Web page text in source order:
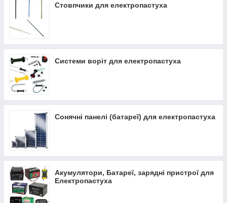
Стовпчики для електропастуха
Системи воріт для електропастуха
Сонячні панелі (батареї) для електропастуха
Акумулятори, Батареї, зарядні пристрої для
Електропастуха